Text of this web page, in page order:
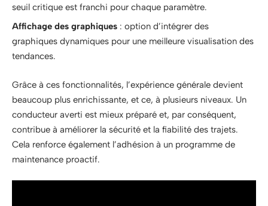
seuil critique est franchi pour chaque paramètre.
Affichage des graphiques : option d’intégrer des
graphiques dynamiques pour une meilleure visualisation des
tendances.
Grâce à ces fonctionnalités, l’expérience générale devient
beaucoup plus enrichissante, et ce, à plusieurs niveaux. Un
conducteur averti est mieux préparé et, par conséquent,
contribue à améliorer la sécurité et la fiabilité des trajets.
Cela renforce également l’adhésion à un programme de
maintenance proactif.